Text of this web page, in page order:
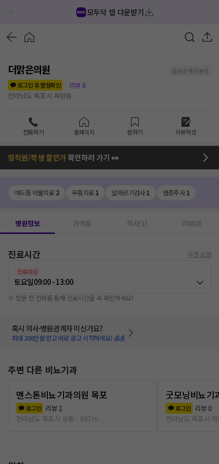
모두닥 앱 다운받기
더맑은의원
정보공개 미동의
로그인 후 별점확인
리뷰 8
전라남도 목포시 옥암동
전화하기 홈페이지 찜하기 리뷰작성
임직원/학생 할인가확인하러 가기 👀
여드름 약물치료 2 무좀치료 1 알레르기검사1 염증주사1
병원정보 가격표 의사(1) 리뷰(8)
진료시간 수정 요청
진료마감
토요일09:00 - 13:00
※ 방문 전 전화를 통해 진료시간을 꼭 확인하세요!
혹시 의사·병원관계자 이신가요?
최대 200만원 받고 바로 광고 시작하세요! 💰💰
주변 다른 비뇨기과
맨스톤비뇨기과의원 목포
로그인 리뷰 1
전라남도 목포시 상동
667m
굿모닝비뇨기
로그인 리뷰 0
전라남도 목포시